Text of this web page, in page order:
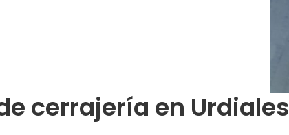
cerrajería en Urdiales